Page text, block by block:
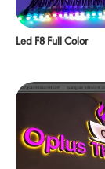
Led F8 Full Color